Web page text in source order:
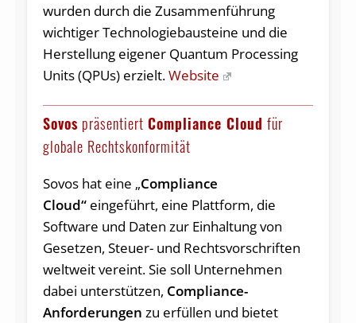
wurden durch die Zusammenführung
wichtiger Technologiebausteine und die
Herstellung eigener Quantum Processing
Units (QPUs) erzielt.Website
Sovos präsentiert Compliance Cloud für
globale Rechtskonformität
Sovos hat eine „Compliance
Cloud“eingeführt, eine Plattform, die
Software und Daten zur Einhaltung von
Gesetzen, Steuer- und Rechtsvorschriften
weltweit vereint. Sie soll Unternehmen
dabei unterstützen, Compliance-
Anforderungen zu erfüllen und bietet